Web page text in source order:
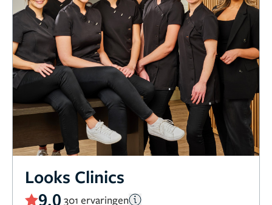
Looks Clinics
9,0 301 ervaringen